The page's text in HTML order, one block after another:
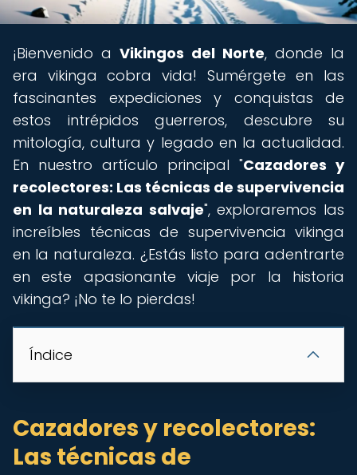
¡Bienvenido a Vikingos del Norte, donde la
era vikinga cobra vida! Sumérgete en las
fascinantes expediciones y conquistas de
estos intrépidos guerreros, descubre su
mitología, cultura y legado en la actualidad.
En nuestro artículo principal "Cazadores y
recolectores: Las técnicas de supervivencia
en la naturaleza salvaje", exploraremos las
increíbles técnicas de supervivencia vikinga
en la naturaleza. ¿Estás listo para adentrarte
en este apasionante viaje por la historia
vikinga? ¡No te lo pierdas!
Índice
Cazadores y recolectores:
Las técnicas de